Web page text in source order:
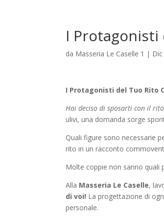
I Protagonisti
da Masseria Le Caselle 1 |
I Protagonisti del Tuo Rito
Hai deciso di sposarti con il
ulivi, una domanda sorge
Quali figure sono necessarie
rito in un racconto
Molte coppie non sanno quali
Alla Masseria Le Caselle,
di voi! La progettazione di
personale.